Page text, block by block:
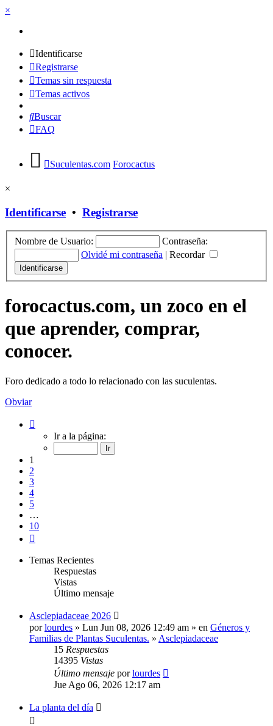
×
Identificarse
Registrarse
Temas sin respuesta
Temas activos
Buscar
FAQ
Suculentas.com Forocactus
×
Identificarse • Registrarse
Nombre de Usuario:
Contraseña:
Olvidé mi contraseña | Recordar
forocactus.com, un zoco en el
que aprender, comprar,
conocer.
Foro dedicado a todo lo relacionado con las suculentas.
Obviar
Ir a la página:
1
2
3
4
5
…
10
Temas Recientes
Respuestas
Vistas
Último mensaje
Asclepiadaceae 2026
porlourdes » Lun Jun 08, 2026 12:49 am » en Géneros y
Familias de Plantas Suculentas. » Asclepiadaceae
15 Respuestas
14395 Vistas
Último mensaje porlourdes
Jue Ago 06, 2026 12:17 am
La planta del día